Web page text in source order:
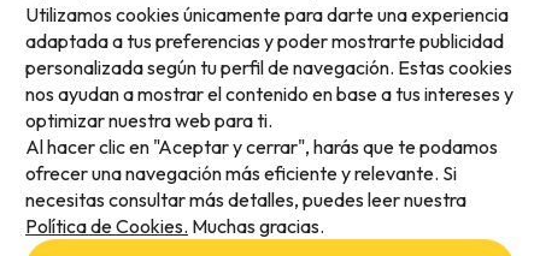
Métodos de pago disponibles
Utilizamos cookies únicamente para darte una experiencia
adaptada a tus preferencias y poder mostrarte publicidad
personalizada según tu perfil de navegación. Estas cookies
nos ayudan a mostrar el contenido en base a tus intereses y
optimizar nuestra web para ti.
Al hacer clic en "Aceptar y cerrar", harás que te podamos
ofrecer una navegación más eficiente y relevante. Si
necesitas consultar más detalles, puedes leer nuestra
Política de Cookies. Muchas gracias.